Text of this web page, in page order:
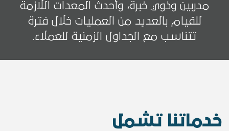
مدربين وذوي خبرة، وأحدث المعدات اللازمة
للقيام بالعديد من العمليات خلال فترة
تتناسب مع الجداول الزمنية للعملاء.
خدماتنا تشمل